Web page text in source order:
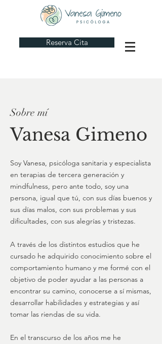
Reserva Cita
Sobre mí
Vanesa Gimeno
Soy Vanesa, psicóloga sanitaria y especialista
en terapias de tercera generación y
mindfulness, pero ante todo, soy una
persona, igual que tú, con sus días buenos y
sus días malos, con sus problemas y sus
dificultades, con sus alegrías y tristezas.
A través de los distintos estudios que he
cursado he adquirido conocimiento sobre el
comportamiento humano y me formé con el
objetivo de poder ayudar a las personas a
encontrar su camino, conocerse a sí mismas,
desarrollar habilidades y estrategias y así
tomar las riendas de su vida.
En el transcurso de los años me he